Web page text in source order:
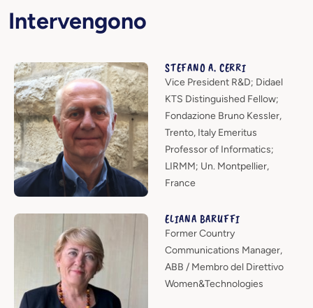
Intervengono
STEFANO A. CERRI
Vice President R&D; Didael
KTS Distinguished Fellow;
Fondazione Bruno Kessler,
Trento, Italy Emeritus
Professor of Informatics;
LIRMM; Un. Montpellier,
France
ELIANA BARUFFI
Former Country
Communications Manager,
ABB / Membro del Direttivo
Women&Technologies